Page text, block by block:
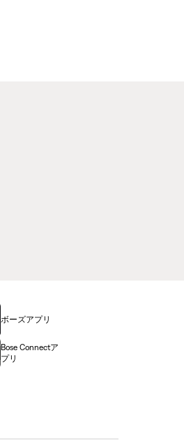
ボーズアプリ
Bose Connectア
プリ